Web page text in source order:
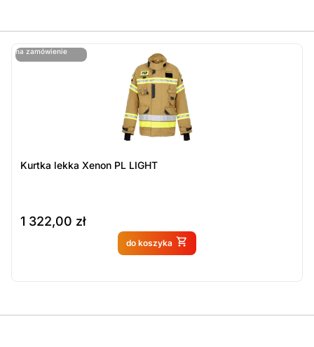
na zamówienie
ostatnie sztuki
Kurtka lekka Xenon PL LIGHT
1 322,00 zł
do koszyka
Produkt dostępny na